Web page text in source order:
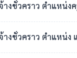
งชั่วคราว ตำแหน่ง
างชั่วคราว ตำแหน่ง